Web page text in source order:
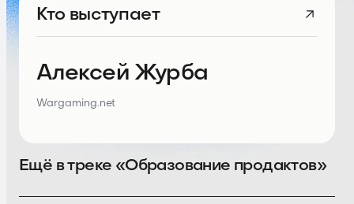
Кто выступает
Алексей Журба
Wargaming.net
Ещё в треке «Образование продактов»